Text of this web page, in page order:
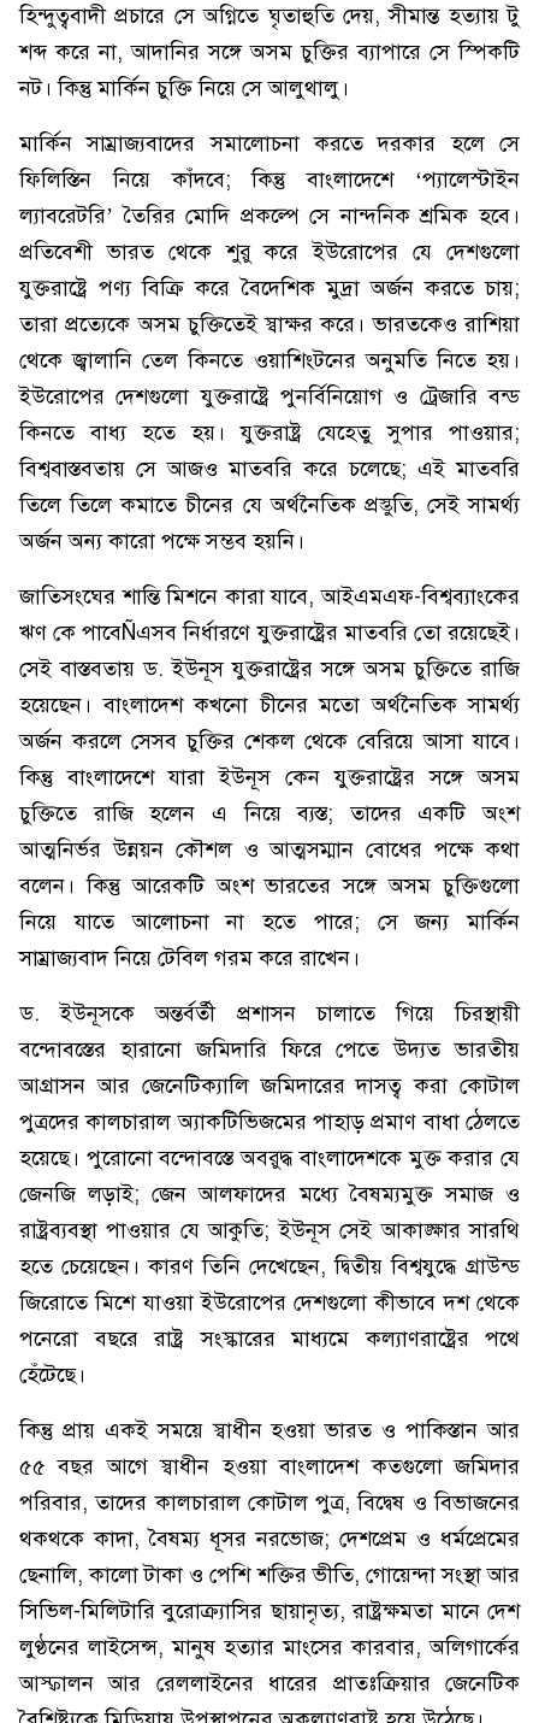
হিন্দুত্ববাদী প্রচারে সে অগ্নিতে ঘৃতাহুতি দেয়, সীমান্ত হত্যায় টু
শব্দ করে না, আদানির সঙ্গে অসম চুক্তির ব্যাপারে সে স্পিকটি
নট। কিন্তু মার্কিন চুক্তি নিয়ে সে আলুথালু।
মার্কিন সাম্রাজ্যবাদের সমালোচনা করতে দরকার হলে সে
ফিলিস্তিন নিয়ে কাঁদবে; কিন্তু বাংলাদেশে ‘প্যালেস্টাইন
ল্যাবরেটরি’ তৈরির মোদি প্রকল্পে সে নান্দনিক শ্রমিক হবে।
প্রতিবেশী ভারত থেকে শুরু করে ইউরোপের যে দেশগুলো
যুক্তরাষ্ট্রে পণ্য বিক্রি করে বৈদেশিক মুদ্রা অর্জন করতে চায়;
তারা প্রত্যেকে অসম চুক্তিতেই স্বাক্ষর করে। ভারতকেও রাশিয়া
থেকে জ্বালানি তেল কিনতে ওয়াশিংটনের অনুমতি নিতে হয়।
ইউরোপের দেশগুলো যুক্তরাষ্ট্রে পুনর্বিনিয়োগ ও ট্রেজারি বন্ড
কিনতে বাধ্য হতে হয়। যুক্তরাষ্ট্র যেহেতু সুপার পাওয়ার;
বিশ্ববাস্তবতায় সে আজও মাতবরি করে চলেছে; এই মাতবরি
তিলে তিলে কমাতে চীনের যে অর্থনৈতিক প্রস্তুতি, সেই সামর্থ্য
অর্জন অন্য কারো পক্ষে সম্ভব হয়নি।
জাতিসংঘের শান্তি মিশনে কারা যাবে, আইএমএফ-বিশ্বব্যাংকের
ঋণ কে পাবেÑএসব নির্ধারণে যুক্তরাষ্ট্রের মাতবরি তো রয়েছেই।
সেই বাস্তবতায় ড. ইউনূস যুক্তরাষ্ট্রের সঙ্গে অসম চুক্তিতে রাজি
হয়েছেন। বাংলাদেশ কখনো চীনের মতো অর্থনৈতিক সামর্থ্য
অর্জন করলে সেসব চুক্তির শেকল থেকে বেরিয়ে আসা যাবে।
কিন্তু বাংলাদেশে যারা ইউনূস কেন যুক্তরাষ্ট্রের সঙ্গে অসম
চুক্তিতে রাজি হলেন এ নিয়ে ব্যস্ত; তাদের একটি অংশ
আত্মনির্ভর উন্নয়ন কৌশল ও আত্মসম্মান বোধের পক্ষে কথা
বলেন। কিন্তু আরেকটি অংশ ভারতের সঙ্গে অসম চুক্তিগুলো
নিয়ে যাতে আলোচনা না হতে পারে; সে জন্য মার্কিন
সাম্রাজ্যবাদ নিয়ে টেবিল গরম করে রাখেন।
ড. ইউনূসকে অন্তর্বর্তী প্রশাসন চালাতে গিয়ে চিরস্থায়ী
বন্দোবস্তের হারানো জমিদারি ফিরে পেতে উদ্যত ভারতীয়
আগ্রাসন আর জেনেটিক্যালি জমিদারের দাসত্ব করা কোটাল
পুত্রদের কালচারাল অ্যাকটিভিজমের পাহাড় প্রমাণ বাধা ঠেলতে
হয়েছে। পুরোনো বন্দোবস্তে অবরুদ্ধ বাংলাদেশকে মুক্ত করার যে
জেনজি লড়াই; জেন আলফাদের মধ্যে বৈষম্যমুক্ত সমাজ ও
রাষ্ট্রব্যবস্থা পাওয়ার যে আকুতি; ইউনূস সেই আকাঙ্ক্ষার সারথি
হতে চেয়েছেন। কারণ তিনি দেখেছেন, দ্বিতীয় বিশ্বযুদ্ধে গ্রাউন্ড
জিরোতে মিশে যাওয়া ইউরোপের দেশগুলো কীভাবে দশ থেকে
পনেরো বছরে রাষ্ট্র সংস্কারের মাধ্যমে কল্যাণরাষ্ট্রের পথে
হেঁটেছে।
কিন্তু প্রায় একই সময়ে স্বাধীন হওয়া ভারত ও পাকিস্তান আর
৫৫ বছর আগে স্বাধীন হওয়া বাংলাদেশ কতগুলো জমিদার
পরিবার, তাদের কালচারাল কোটাল পুত্র, বিদ্বেষ ও বিভাজনের
থকথকে কাদা, বৈষম্য ধূসর নরভোজ; দেশপ্রেম ও ধর্মপ্রেমের
ছেনালি, কালো টাকা ও পেশি শক্তির ভীতি, গোয়েন্দা সংস্থা আর
সিভিল-মিলিটারি বুরোক্র্যাসির ছায়ানৃত্য, রাষ্ট্রক্ষমতা মানে দেশ
লুণ্ঠনের লাইসেন্স, মানুষ হত্যার মাংসের কারবার, অলিগার্কের
আস্ফালন আর রেললাইনের ধারের প্রাতঃক্রিয়ার জেনেটিক